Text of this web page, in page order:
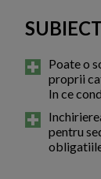
Poate o
proprii
In ce
pentru